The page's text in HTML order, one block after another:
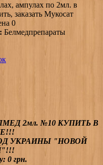
ампулах по 2мл. в
заказать Мукосат
0
Белмедпрепараты
2мл. №10 КУПИТЬ В
УКРАИНЫ "НОВОЙ
0 грн.